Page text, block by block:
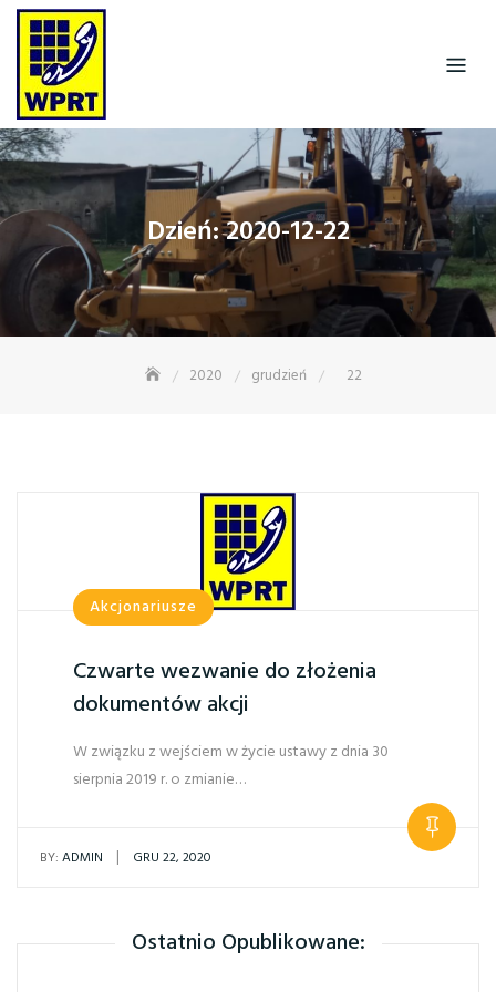
Skip
content
Dzień:2020-12-22
2020 grudzień 22
Akcjonariusze
Czwarte wezwanie do złożenia
dokumentów akcji
W związku z wejściem w życie ustawy z dnia 30
sierpnia 2019 r. o zmianie…
BY: ADMIN | GRU 22, 2020
Ostatnio Opublikowane: